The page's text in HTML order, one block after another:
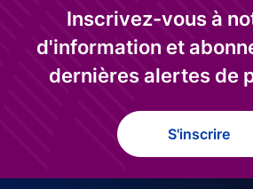
Inscrivez-vous à
d'information et
dernières alertes de
S'inscrire